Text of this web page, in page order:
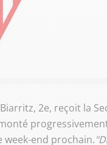
2e, reçoit la
end prochain.